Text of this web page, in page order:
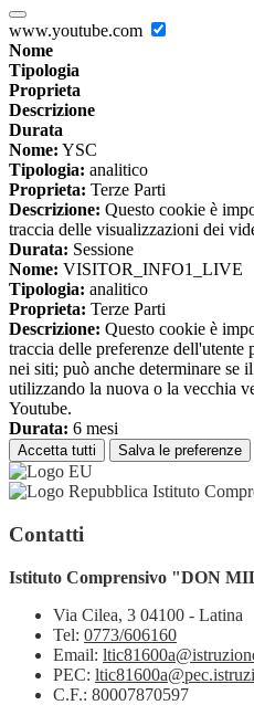
www.youtube.com
Nome
Tipologia
Proprieta
Descrizione
Durata
Nome: YSC
Tipologia: analitico
Proprieta: Terze Parti
Descrizione: Questo cookie è
traccia delle visualizzazioni dei
Durata: Sessione
Nome: VISITOR_INFO1_LIVE
Tipologia: analitico
Proprieta: Terze Parti
Descrizione: Questo cookie è
traccia delle preferenze
nei siti; può anche determinare se
utilizzando la nuova o la vecchia
Youtube.
Durata: 6 mesi
Accetta tutti Salva le preferenze
Istituto
Contatti
Istituto Comprensivo "DON
Via Cilea, 3 04100 - Latina
Tel: 0773/606160
Email:
PEC:
C.F.: 80007870597